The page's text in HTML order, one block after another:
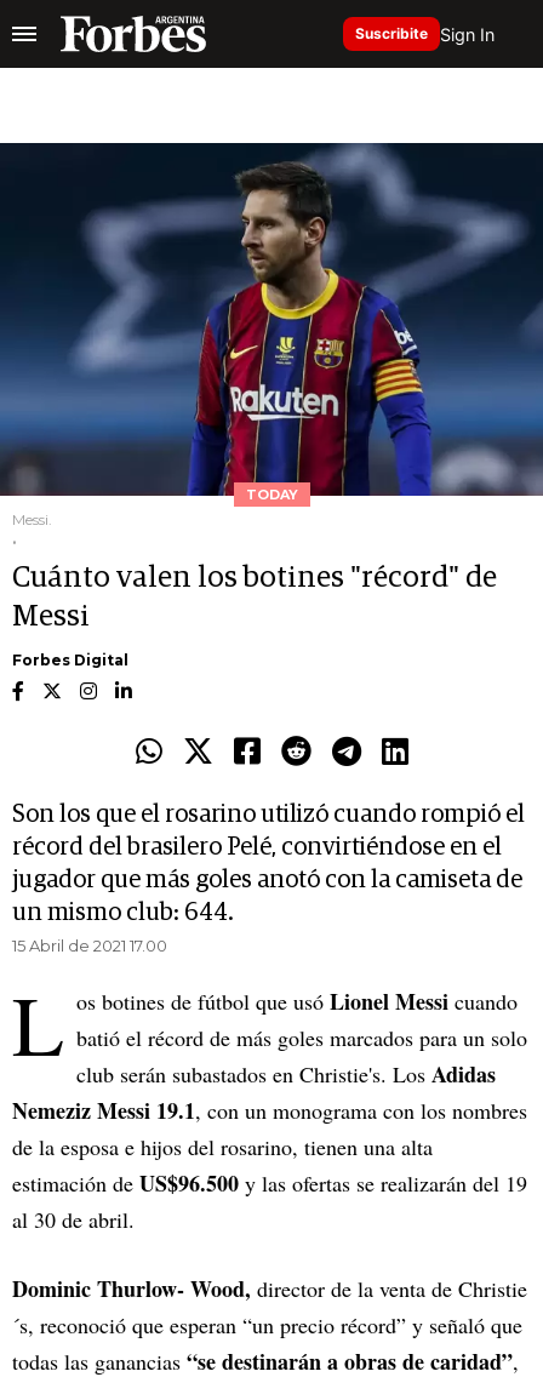
Suscribite Sign In
TODAY
Messi.
.
Cuánto valen los botines "récord" de
Messi
Forbes Digital
Son los que el rosarino utilizó cuando rompió el
récord del brasilero Pelé, convirtiéndose en el
jugador que más goles anotó con la camiseta de
un mismo club: 644.
15 Abril de 2021 17.00
L os botines de fútbol que usó Lionel Messi cuando
batió el récord de más goles marcados para un solo
club serán subastados en Christie's. Los Adidas
Nemeziz Messi 19.1, con un monograma con los nombres
de la esposa e hijos del rosarino, tienen una alta
estimación de US$96.500 y las ofertas se realizarán del 19
al 30 de abril.
Dominic Thurlow- Wood, director de la venta de Christie
´s, reconoció que esperan “un precio récord” y señaló que
todas las ganancias “se destinarán a obras de caridad”,